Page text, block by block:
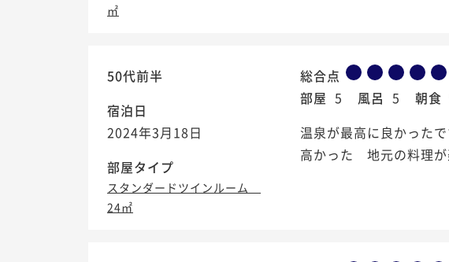
㎡
50代前半
宿泊日
2024年3月18日
部屋タイプ
スタンダードツインルーム
24㎡
総合点
部屋 5 風呂 5 朝食
温泉が最高に良かった
高かった 地元の料理が